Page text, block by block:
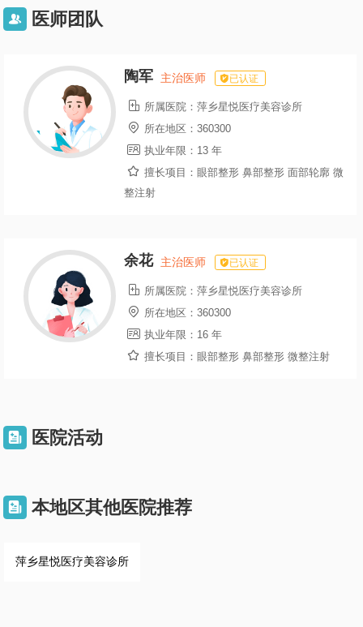
 医师团队
陶军 主治医师 已认证
 所属医院： 萍乡星悦医疗美容诊所
 所在地区： 360300
 执业年限： 13 年
 擅长项目： 眼部整形 鼻部整形 面部轮廓 微
整注射
余花 主治医师 已认证
 所属医院： 萍乡星悦医疗美容诊所
 所在地区： 360300
 执业年限： 16 年
 擅长项目： 眼部整形 鼻部整形 微整注射
 医院活动
 本地区其他医院推荐
萍乡星悦医疗美容诊所